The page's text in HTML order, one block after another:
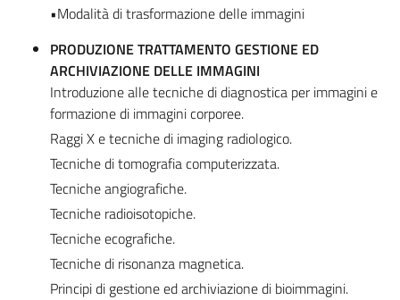
•Modalità di trasformazione delle immagini
PRODUZIONE TRATTAMENTO GESTIONE ED
ARCHIVIAZIONE DELLE IMMAGINI
Introduzione alle tecniche di diagnostica per immagini e
formazione di immagini corporee.
Raggi X e tecniche di imaging radiologico.
Tecniche di tomografia computerizzata.
Tecniche angiografiche.
Tecniche radioisotopiche.
Tecniche ecografiche.
Tecniche di risonanza magnetica.
Principi di gestione ed archiviazione di bioimmagini.